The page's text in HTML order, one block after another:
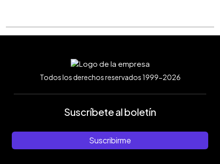
Todos los derechos reservados 1999-2026
Suscríbete al boletín
Suscribirme